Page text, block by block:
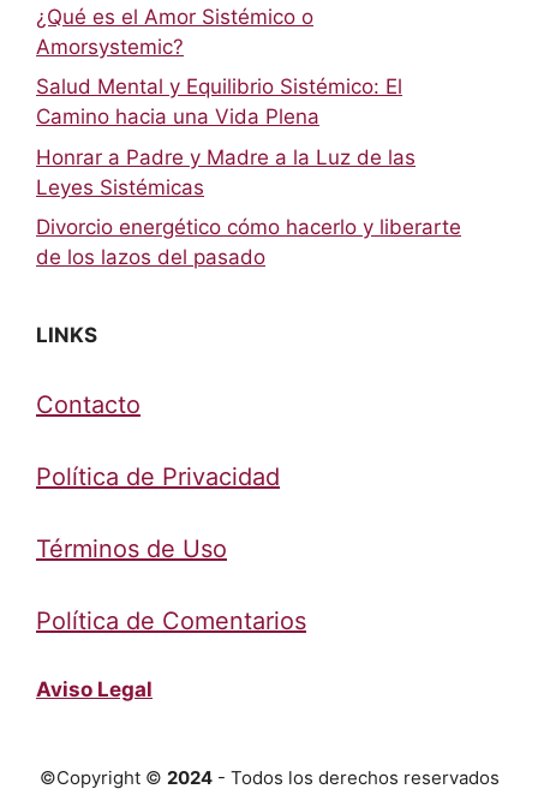
¿Qué es el Amor Sistémico o
Amorsystemic?
Salud Mental y Equilibrio Sistémico: El
Camino hacia una Vida Plena
Honrar a Padre y Madre a la Luz de las
Leyes Sistémicas
Divorcio energético cómo hacerlo y liberarte
de los lazos del pasado
LINKS
Contacto
Política de Privacidad
Términos de Uso
Política de Comentarios
Aviso Legal
©Copyright © 2024- Todos los derechos reservados